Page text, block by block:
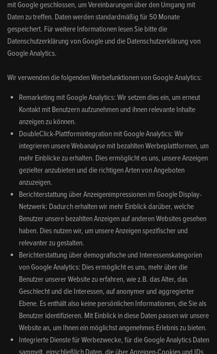
mit Google geschlossen, um Vereinbarungen über den Umgang mit
Daten zu treffen. Daten werden standardmäßig für 50 Monate
gespeichert. Für weitere Informationen lesen Sie bitte die
Datenschutzerklärung von Google und die Datenschutzerklärung von
Google Analytics.
Wir verwenden die folgenden Werbefunktionen von Google Analytics:
Remarketing mit Google Analytics: Wir setzen dies ein, um erneut
Kontakt mit Benutzern aufzunehmen und ihnen relevante Inhalte
anzeigen zu können.
DoubleClick-Plattformintegration mit Google Analytics: Wir
integrieren unsere Webanalyse mit bezahlten Werbeplattformen, um
mehr Einblicke zu erhalten. Dies ermöglicht es uns, unsere Anzeigen
gezielter anzubieten und die richtigen Arten von Angeboten
anzuzeigen.
Berichterstattung über Anzeigenimpressionen im Google Display-
Netzwerk: Dadurch erhalten wir mehr Einblick darüber, welche
Benutzer unsere bezahlten Anzeigen auf anderen Websites gesehen
haben. Dies nutzen wir, um unsere Anzeigen spezifischer und
relevanter zu gestalten.
Berichterstattung über demografische und Interessenskategorien
von Google Analytics: Dies ermöglicht es uns, mehr über die
Benutzer unserer Website zu erfahren, wie z.B. das Alter, das
Geschlecht und die Interessen, auf anonymer und aggregierter
Ebene. Es enthält also keine persönlichen Informationen, die Sie als
Benutzer identifizieren. Mit Einblick in diese Daten passen wir unsere
Website an, um Ihnen ein möglichst angenehmes Erlebnis zu bieten.
Integrierte Dienste für Werbezwecke, für die Google Analytics Daten